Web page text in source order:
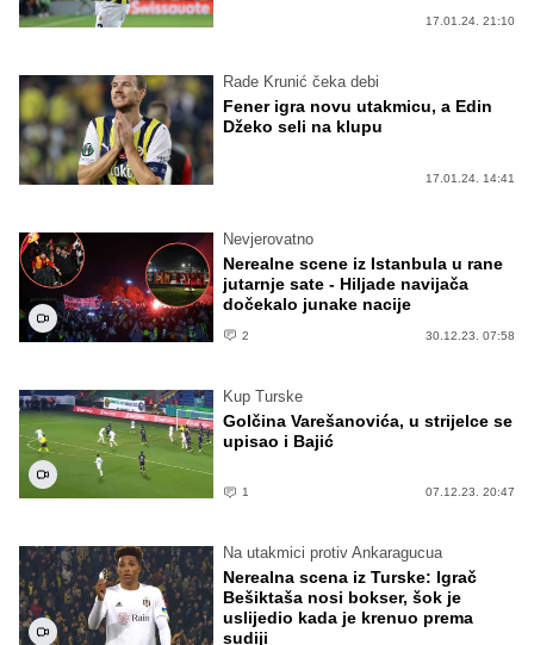
17.01.24. 21:10
Rade Krunić čeka debi
Fener igra novu utakmicu, a Edin
Džeko seli na klupu
17.01.24. 14:41
Nevjerovatno
Nerealne scene iz Istanbula u rane
jutarnje sate - Hiljade navijača
dočekalo junake nacije
2 30.12.23. 07:58
Kup Turske
Golčina Varešanovića, u strijelce se
upisao i Bajić
1 07.12.23. 20:47
Na utakmici protiv Ankaragucua
Nerealna scena iz Turske: Igrač
Bešiktaša nosi bokser, šok je
uslijedio kada je krenuo prema
sudiji